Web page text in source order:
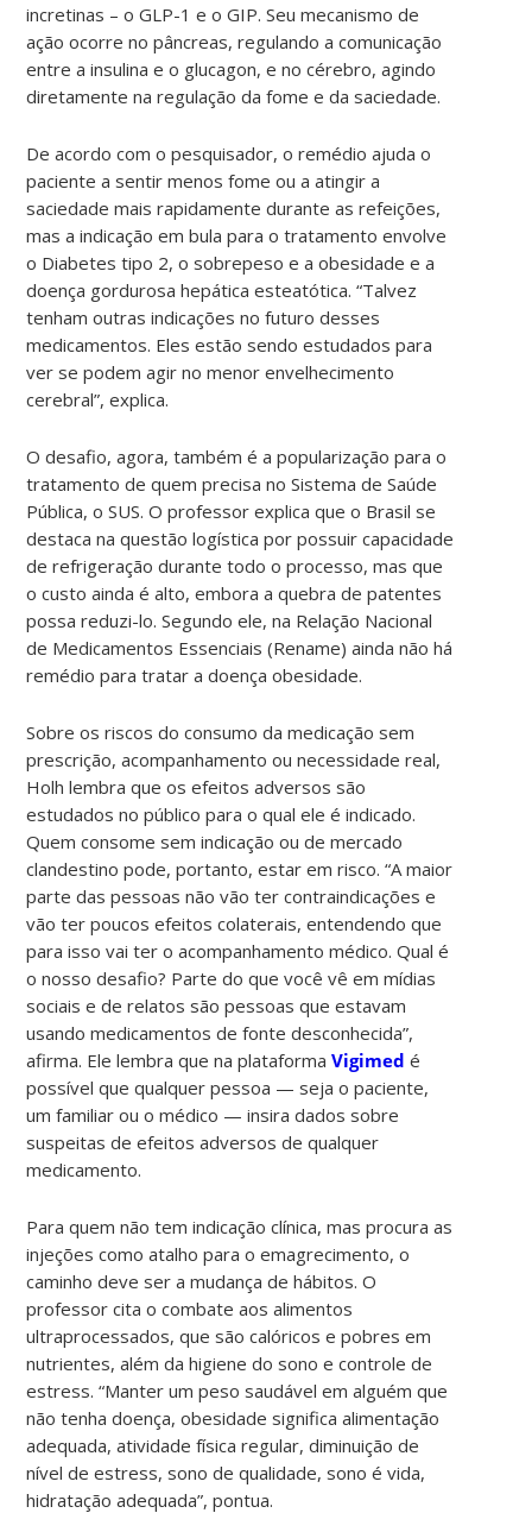
incretinas – o GLP-1 e o GIP. Seu mecanismo de
ação ocorre no pâncreas, regulando a comunicação
entre a insulina e o glucagon, e no cérebro, agindo
diretamente na regulação da fome e da saciedade.
De acordo com o pesquisador, o remédio ajuda o
paciente a sentir menos fome ou a atingir a
saciedade mais rapidamente durante as refeições,
mas a indicação em bula para o tratamento envolve
o Diabetes tipo 2, o sobrepeso e a obesidade e a
doença gordurosa hepática esteatótica. “Talvez
tenham outras indicações no futuro desses
medicamentos. Eles estão sendo estudados para
ver se podem agir no menor envelhecimento
cerebral”, explica.
O desafio, agora, também é a popularização para o
tratamento de quem precisa no Sistema de Saúde
Pública, o SUS. O professor explica que o Brasil se
destaca na questão logística por possuir capacidade
de refrigeração durante todo o processo, mas que
o custo ainda é alto, embora a quebra de patentes
possa reduzi-lo. Segundo ele, na Relação Nacional
de Medicamentos Essenciais (Rename) ainda não há
remédio para tratar a doença obesidade.
Sobre os riscos do consumo da medicação sem
prescrição, acompanhamento ou necessidade real,
Holh lembra que os efeitos adversos são
estudados no público para o qual ele é indicado.
Quem consome sem indicação ou de mercado
clandestino pode, portanto, estar em risco. “A maior
parte das pessoas não vão ter contraindicações e
vão ter poucos efeitos colaterais, entendendo que
para isso vai ter o acompanhamento médico. Qual é
o nosso desafio? Parte do que você vê em mídias
sociais e de relatos são pessoas que estavam
usando medicamentos de fonte desconhecida”,
afirma. Ele lembra que na plataformaVigimed é
possível que qualquer pessoa — seja o paciente,
um familiar ou o médico — insira dados sobre
suspeitas de efeitos adversos de qualquer
medicamento.
Para quem não tem indicação clínica, mas procura as
injeções como atalho para o emagrecimento, o
caminho deve ser a mudança de hábitos. O
professor cita o combate aos alimentos
ultraprocessados, que são calóricos e pobres em
nutrientes, além da higiene do sono e controle de
estress. “Manter um peso saudável em alguém que
não tenha doença, obesidade significa alimentação
adequada, atividade física regular, diminuição de
nível de estress, sono de qualidade, sono é vida,
hidratação adequada”, pontua.